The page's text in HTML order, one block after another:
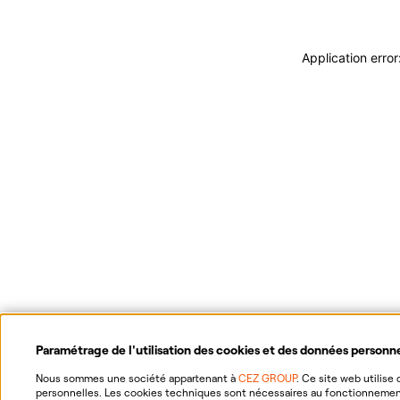
Paramétrage de l'utilisation des cookies et des données
Nous sommes une société appartenant à CEZ GROUP. Ce site web utilise
personnelles. Les cookies techniques sont nécessaires au
Application